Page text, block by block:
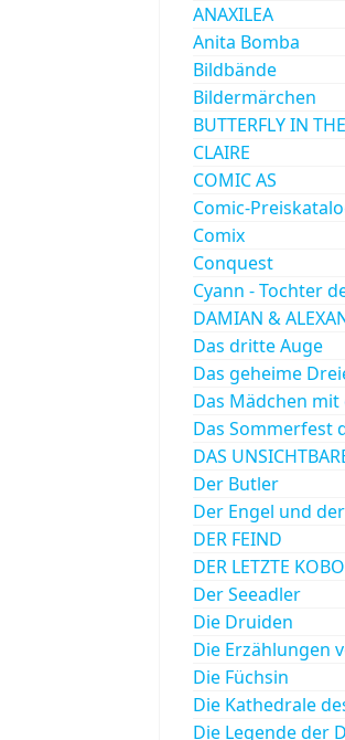
ANAXILEA
Anita Bomba
Bildbände
Bildermärchen
BUTTERFLY IN
CLAIRE
COMIC AS
Comic-
Comix
Conquest
Cyann - Tochter
DAMIAN &
Das dritte Auge
Das geheime
Das Mädchen
Das Sommerfest
DAS
Der Butler
Der Engel und
DER FEIND
DER LETZTE
Der Seeadler
Die Druiden
Die Erzählungen
Die Füchsin
Die Kathedrale
Die Legende der